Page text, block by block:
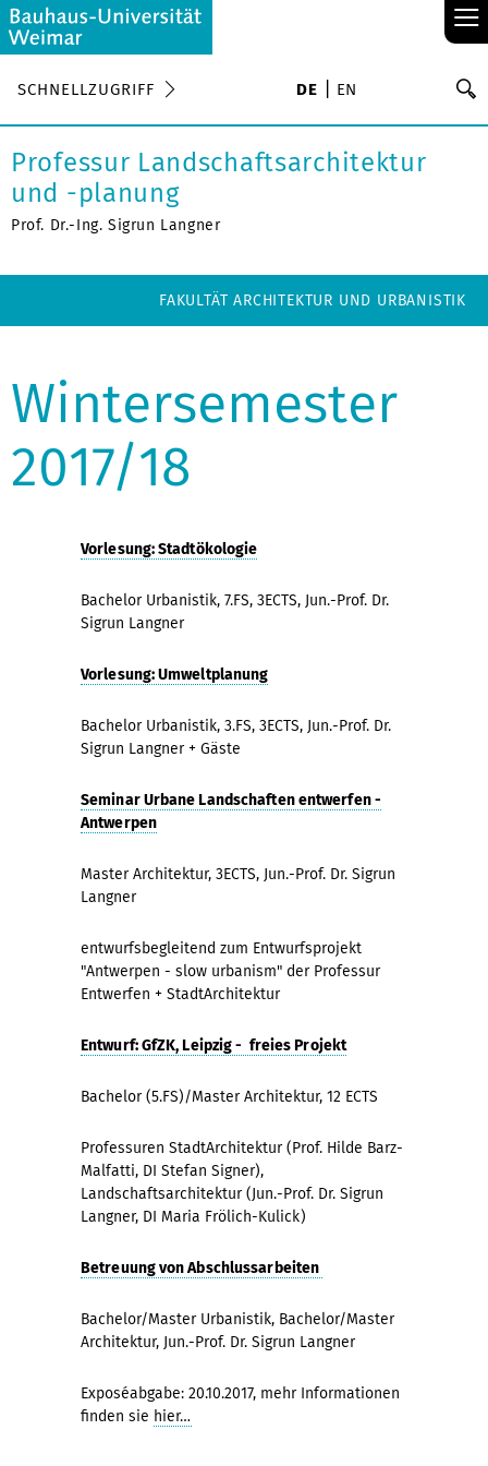
≡
SCHNELLZUGRIFF DE EN
Professur Landschaftsarchitektur
und -planung
Prof. Dr.-Ing. Sigrun Langner
FAKULTÄT ARCHITEKTUR UND URBANISTIK
Wintersemester
2017/18
Vorlesung: Stadtökologie
Bachelor Urbanistik, 7.FS, 3ECTS, Jun.-Prof. Dr.
Sigrun Langner
Vorlesung: Umweltplanung
Bachelor Urbanistik, 3.FS, 3ECTS, Jun.-Prof. Dr.
Sigrun Langner + Gäste
Seminar Urbane Landschaften entwerfen -
Antwerpen
Master Architektur, 3ECTS, Jun.-Prof. Dr. Sigrun
Langner
entwurfsbegleitend zum Entwurfsprojekt
"Antwerpen - slow urbanism" der Professur
Entwerfen + StadtArchitektur
Entwurf: GfZK, Leipzig - freies Projekt
Bachelor (5.FS)/Master Architektur, 12 ECTS
Professuren StadtArchitektur (Prof. Hilde Barz-
Malfatti, DI Stefan Signer),
Landschaftsarchitektur (Jun.-Prof. Dr. Sigrun
Langner, DI Maria Frölich-Kulick)
Betreuung von Abschlussarbeiten
Bachelor/Master Urbanistik, Bachelor/Master
Architektur, Jun.-Prof. Dr. Sigrun Langner
Exposéabgabe: 20.10.2017, mehr Informationen
finden sie hier…